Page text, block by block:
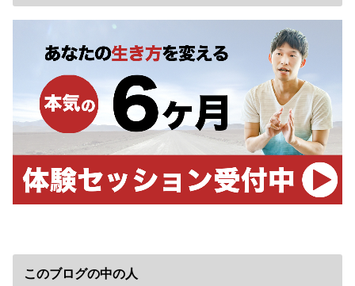
このブログの中の人